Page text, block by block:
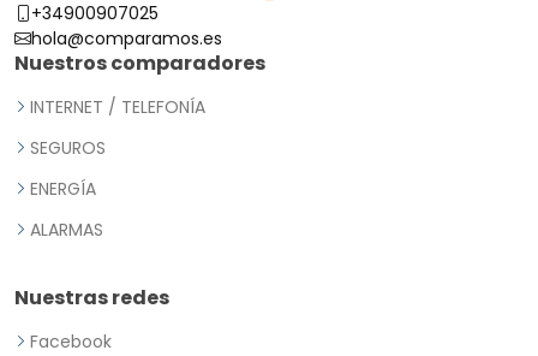
+34900907025
hola@comparamos.es
Nuestros comparadores
INTERNET / TELEFONÍA
SEGUROS
ENERGÍA
ALARMAS
Nuestras redes
Facebook